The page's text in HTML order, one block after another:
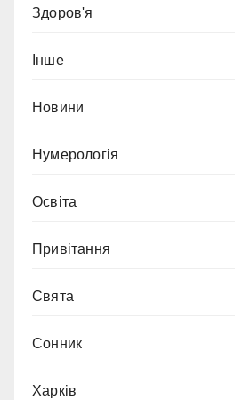
Здоров'я
Інше
Новини
Нумерологія
Освіта
Привітання
Свята
Сонник
Харків